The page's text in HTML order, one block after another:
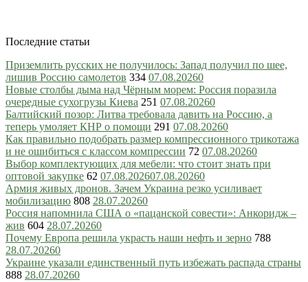
Последние статьи
Приземлить русских не получилось: Запад получил по шее,
лишив Россию самолетов 334 07.08.20260
Новые столбы дыма над Чёрным морем: Россия поразила
очередные сухогрузы Киева 251 07.08.20260
Балтийский позор: Литва требовала давить на Россию, а
теперь умоляет КНР о помощи 291 07.08.20260
Как правильно подобрать размер компрессионного трикотажа
и не ошибиться с классом компрессии 72 07.08.20260
Выбор комплектующих для мебели: что стоит знать при
оптовой закупке 62 07.08.202607.08.20260
Армия живых дронов. Зачем Украина резко усиливает
мобилизацию 808 28.07.20260
Россия напомнила США о «пацанской совести»: Анкоридж –
жив 604 28.07.20260
Почему Европа решила украсть наши нефть и зерно 788
28.07.20260
Украине указали единственный путь избежать распада страны
888 28.07.20260